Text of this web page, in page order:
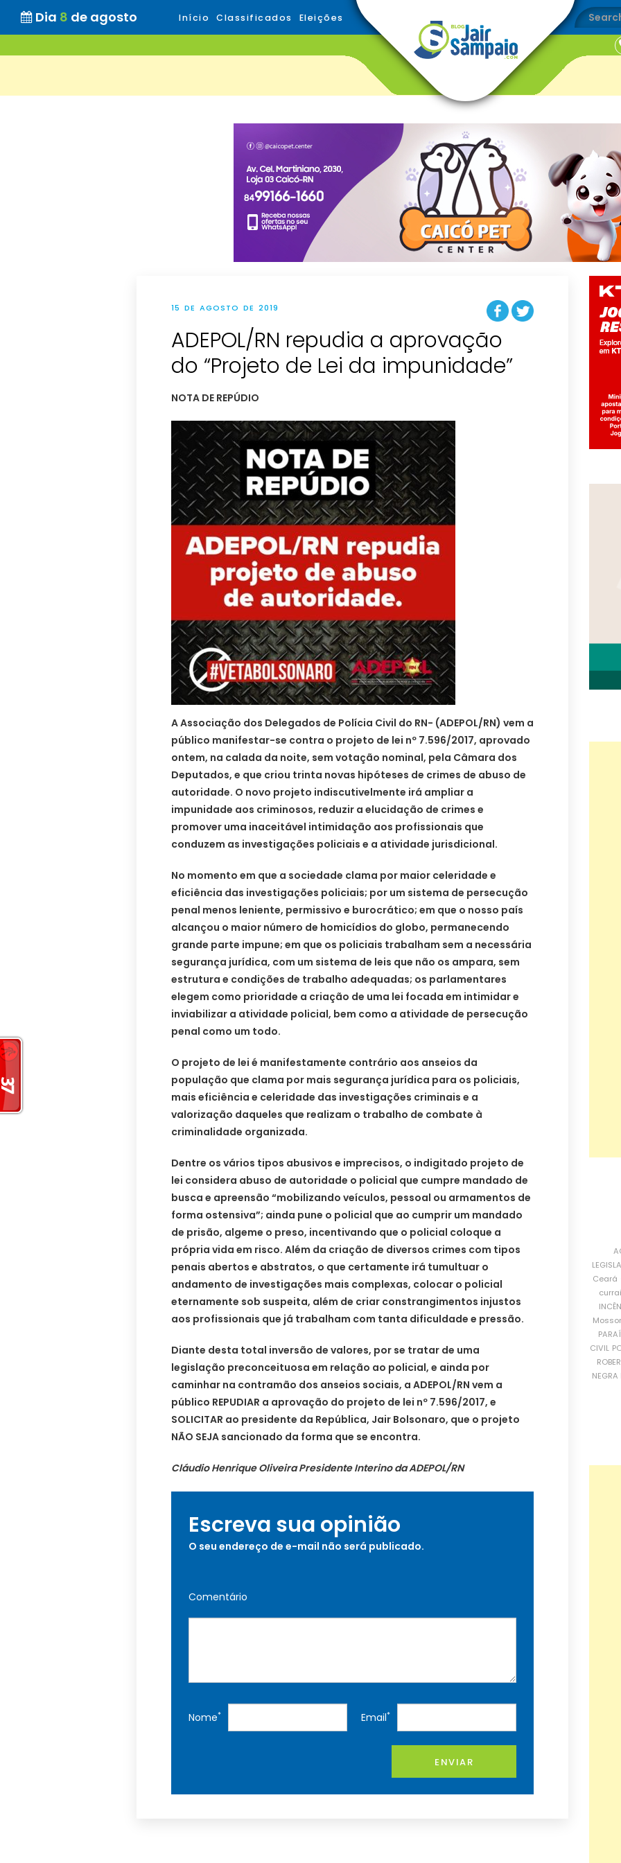
Dia 8 de agosto Início Classificados Eleições
15 DE AGOSTO DE 2019
ADEPOL/RN repudia a aprovação
do “Projeto de Lei da impunidade”
NOTA DE REPÚDIO
A Associação dos Delegados de Polícia Civil do RN- (ADEPOL/RN) vem a
público manifestar-se contra o projeto de lei nº 7.596/2017, aprovado
ontem, na calada da noite, sem votação nominal, pela Câmara dos
Deputados, e que criou trinta novas hipóteses de crimes de abuso de
autoridade. O novo projeto indiscutivelmente irá ampliar a
impunidade aos criminosos, reduzir a elucidação de crimes e
promover uma inaceitável intimidação aos profissionais que
conduzem as investigações policiais e a atividade jurisdicional.
No momento em que a sociedade clama por maior celeridade e
eficiência das investigações policiais; por um sistema de persecução
penal menos leniente, permissivo e burocrático; em que o nosso país
alcançou o maior número de homicídios do globo, permanecendo
grande parte impune; em que os policiais trabalham sem a necessária
segurança jurídica, com um sistema de leis que não os ampara, sem
estrutura e condições de trabalho adequadas; os parlamentares
elegem como prioridade a criação de uma lei focada em intimidar e
inviabilizar a atividade policial, bem como a atividade de persecução
penal como um todo.
O projeto de lei é manifestamente contrário aos anseios da
população que clama por mais segurança jurídica para os policiais,
mais eficiência e celeridade das investigações criminais e a
valorização daqueles que realizam o trabalho de combate à
criminalidade organizada.
Dentre os vários tipos abusivos e imprecisos, o indigitado projeto de
lei considera abuso de autoridade o policial que cumpre mandado de
busca e apreensão “mobilizando veículos, pessoal ou armamentos de
forma ostensiva”; ainda pune o policial que ao cumprir um mandado
de prisão, algeme o preso, incentivando que o policial coloque a
própria vida em risco. Além da criação de diversos crimes com tipos
penais abertos e abstratos, o que certamente irá tumultuar o
andamento de investigações mais complexas, colocar o policial
eternamente sob suspeita, além de criar constrangimentos injustos
aos profissionais que já trabalham com tanta dificuldade e pressão.
Diante desta total inversão de valores, por se tratar de uma
legislação preconceituosa em relação ao policial, e ainda por
caminhar na contramão dos anseios sociais, a ADEPOL/RN vem a
público REPUDIAR a aprovação do projeto de lei nº 7.596/2017, e
SOLICITAR ao presidente da República, Jair Bolsonaro, que o projeto
NÃO SEJA sancionado da forma que se encontra.
Cláudio Henrique Oliveira Presidente Interino da ADEPOL/RN
Escreva sua opinião
O seu endereço de e-mail não será publicado.
Comentário
Nome* Email*
ENVIAR
Ceará
CIVIL
NEGRA